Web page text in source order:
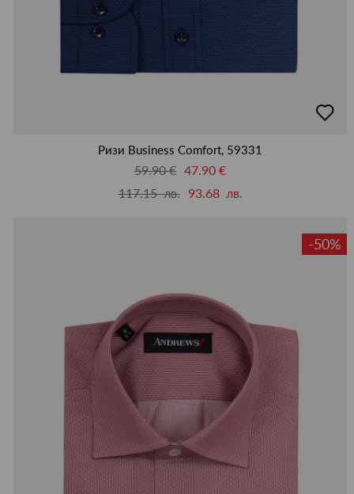
в
Ризи Business Comfort, 59331
59.90 € 47.90 €
117.15 лв.
93.68 лв.
-50%